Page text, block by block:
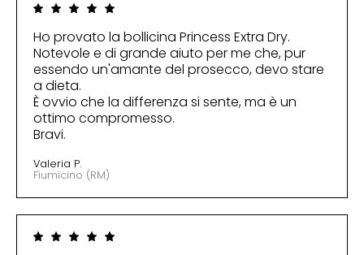
Ho provato la bollicina Princess Extra Dry.
Notevole e di grande aiuto per me che, pur
essendo un'amante del prosecco, devo stare
a dieta.
È ovvio che la differenza si sente, ma è un
ottimo compromesso.
Bravi.
Valeria P.
Fiumicino (RM)